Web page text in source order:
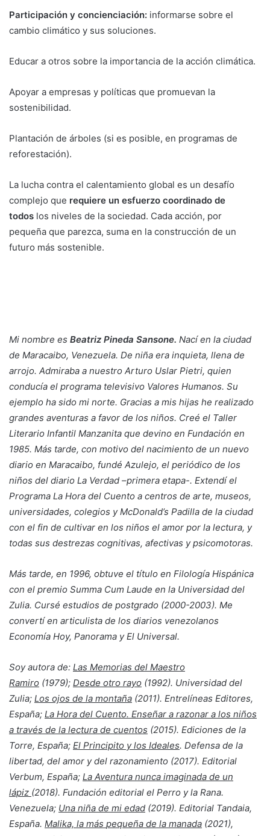
Participación y concienciación: informarse sobre el
cambio climático y sus soluciones.
Educar a otros sobre la importancia de la acción climática.
Apoyar a empresas y políticas que promuevan la
sostenibilidad.
Plantación de árboles (si es posible, en programas de
reforestación).
La lucha contra el calentamiento global es un desafío
complejo que requiere un esfuerzo coordinado de
todos los niveles de la sociedad. Cada acción, por
pequeña que parezca, suma en la construcción de un
futuro más sostenible.
Mi nombre es Beatriz Pineda Sansone. Nací en la ciudad
de Maracaibo, Venezuela. De niña era inquieta, llena de
arrojo. Admiraba a nuestro Arturo Uslar Pietri, quien
conducía el programa televisivo Valores Humanos. Su
ejemplo ha sido mi norte. Gracias a mis hijas he realizado
grandes aventuras a favor de los niños. Creé el Taller
Literario Infantil Manzanita que devino en Fundación en
1985. Más tarde, con motivo del nacimiento de un nuevo
diario en Maracaibo, fundé Azulejo, el periódico de los
niños del diario La Verdad –primera etapa-. Extendí el
Programa La Hora del Cuento a centros de arte, museos,
universidades, colegios y McDonald’s Padilla de la ciudad
con el fin de cultivar en los niños el amor por la lectura, y
todas sus destrezas cognitivas, afectivas y psicomotoras.
Más tarde, en 1996, obtuve el título en Filología Hispánica
con el premio Summa Cum Laude en la Universidad del
Zulia. Cursé estudios de postgrado (2000-2003). Me
convertí en articulista de los diarios venezolanos
Economía Hoy, Panorama y El Universal.
Soy autora de: Las Memorias del Maestro
Ramiro (1979); Desde otro rayo (1992). Universidad del
Zulia; Los ojos de la montaña (2011). Entrelíneas Editores,
España; La Hora del Cuento. Enseñar a razonar a los niños
a través de la lectura de cuentos (2015). Ediciones de la
Torre, España; El Principito y los Ideales. Defensa de la
libertad, del amor y del razonamiento (2017). Editorial
Verbum, España; La Aventura nunca imaginada de un
lápiz (2018). Fundación editorial el Perro y la Rana.
Venezuela; Una niña de mi edad (2019). Editorial Tandaia,
España. Malika, la más pequeña de la manada (2021),